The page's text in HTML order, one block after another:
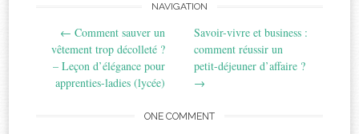
navigation
NAVIGATION
← Comment sauver un
vêtement trop décolleté ?
– Leçon d’élégance pour
apprenties-ladies (lycée)
Savoir-vivre et business :
comment réussir un
petit-déjeuner d’affaire ?
→
ONE COMMENT